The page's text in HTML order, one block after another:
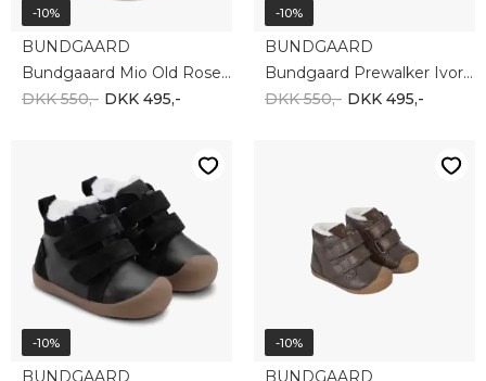
-10%
BUNDGAARD
Bundgaaard Mio Old Rose BG101227_3310
DKK 550,- DKK 495,-
-10%
BUNDGAARD
Bundgaard Prewalker Ivory Gold BG501024_1204
DKK 550,- DKK 495,-
-10%
BUNDGAARD
-10%
BUNDGAARD